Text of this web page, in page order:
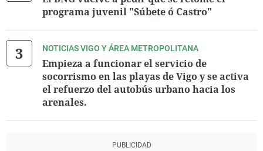
programa juvenil "Súbete ó Castro"
NOTICIAS VIGO Y ÁREA METROPOLITANA
Empieza a funcionar el servicio de
socorrismo en las playas de Vigo y se activa
el refuerzo del autobús urbano hacia los
arenales.